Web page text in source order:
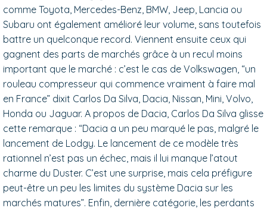
comme Toyota, Mercedes-Benz, BMW, Jeep, Lancia ou
Subaru ont également amélioré leur volume, sans toutefois
battre un quelconque record. Viennent ensuite ceux qui
gagnent des parts de marchés grâce à un recul moins
important que le marché : c’est le cas de Volkswagen, “un
rouleau compresseur qui commence vraiment à faire mal
en France” dixit Carlos Da Silva, Dacia, Nissan, Mini, Volvo,
Honda ou Jaguar. A propos de Dacia, Carlos Da Silva glisse
cette remarque : “Dacia a un peu marqué le pas, malgré le
lancement de Lodgy. Le lancement de ce modèle très
rationnel n’est pas un échec, mais il lui manque l’atout
charme du Duster. C’est une surprise, mais cela préfigure
peut-être un peu les limites du système Dacia sur les
marchés matures”. Enfin, dernière catégorie, les perdants